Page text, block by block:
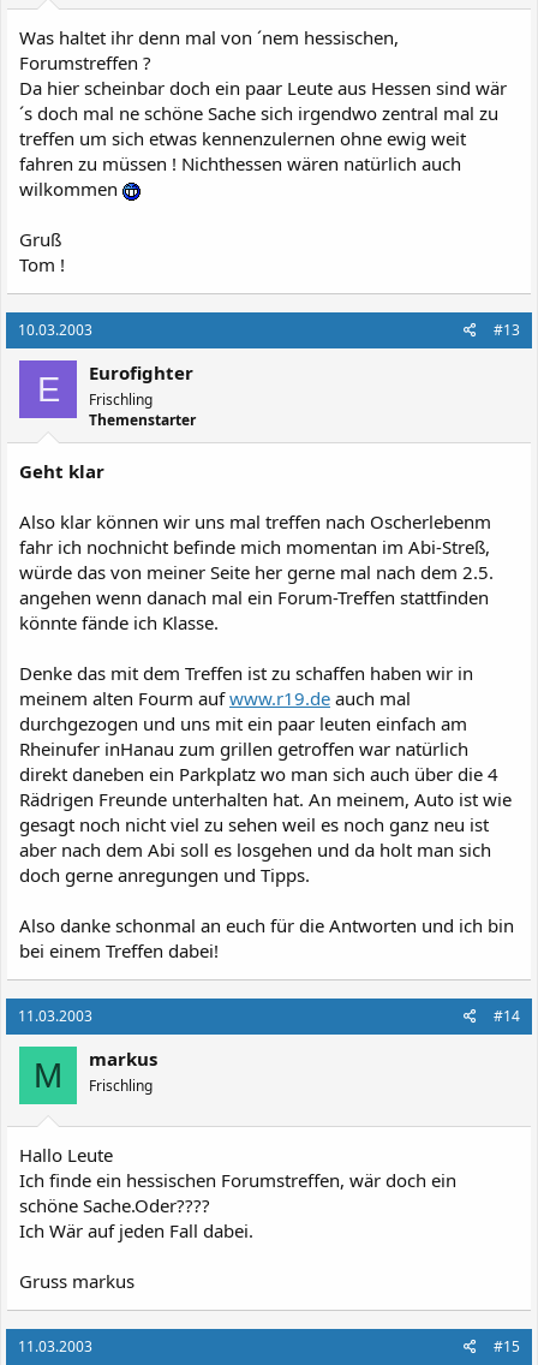
Was haltet ihr denn mal von ´nem hessischen,
Forumstreffen ?
Da hier scheinbar doch ein paar Leute aus Hessen sind wär
´s doch mal ne schöne Sache sich irgendwo zentral mal zu
treffen um sich etwas kennenzulernen ohne ewig weit
fahren zu müssen ! Nichthessen wären natürlich auch
wilkommen
Gruß
Tom !
10.03.2003 #13
E Eurofighter
Frischling
Themenstarter
Geht klar
Also klar können wir uns mal treffen nach Oscherlebenm
fahr ich nochnicht befinde mich momentan im Abi-Streß,
würde das von meiner Seite her gerne mal nach dem 2.5.
angehen wenn danach mal ein Forum-Treffen stattfinden
könnte fände ich Klasse.
Denke das mit dem Treffen ist zu schaffen haben wir in
meinem alten Fourm aufwww.r19.de auch mal
durchgezogen und uns mit ein paar leuten einfach am
Rheinufer inHanau zum grillen getroffen war natürlich
direkt daneben ein Parkplatz wo man sich auch über die 4
Rädrigen Freunde unterhalten hat. An meinem, Auto ist wie
gesagt noch nicht viel zu sehen weil es noch ganz neu ist
aber nach dem Abi soll es losgehen und da holt man sich
doch gerne anregungen und Tipps.
Also danke schonmal an euch für die Antworten und ich bin
bei einem Treffen dabei!
11.03.2003 #14
M markus
Frischling
Hallo Leute
Ich finde ein hessischen Forumstreffen, wär doch ein
schöne Sache.Oder????
Ich Wär auf jeden Fall dabei.
Gruss markus
11.03.2003 #15